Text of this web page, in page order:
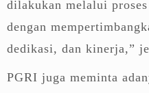
dilakukan melalui proses
dengan
dedikasi, dan kinerja,”
PGRI juga meminta